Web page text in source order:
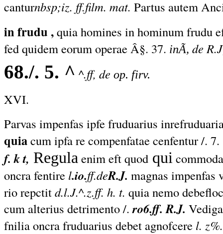
canturnbsp;iz. ff.film. mat. Partus autem
in frudu ,quia homines in hominum frudu
fed quidem eorum operae Â§. 37. inÃ, de
68./. 5. ^ ^.ff, de op. firv.
XVI.
Parvas impenfas ipfe fruduarius
quiacum ipfa re compenfatae cenfentur /. 7.
f. k t, Regulaenim eft quod qui
oncra fentire l.io.ff.deR.J. magnas
rio repctitd.l.J.^.z.ff. h. t. quia nemo
cum alterius detrimento /.ro6.ff. R.J.
fnilia oncra fruduarius debet agnofcere l.